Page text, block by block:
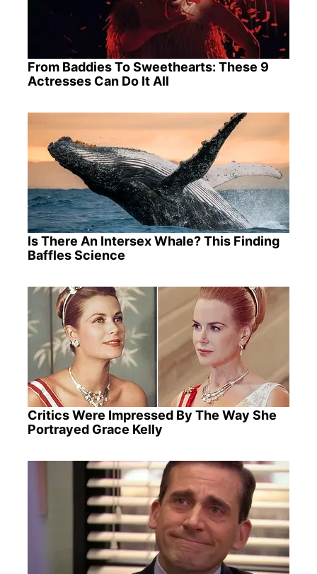
From Baddies To Sweethearts: These 9
Actresses Can Do It All
Is There An Intersex Whale? This Finding
Baffles Science
Critics Were Impressed By The Way She
Portrayed Grace Kelly